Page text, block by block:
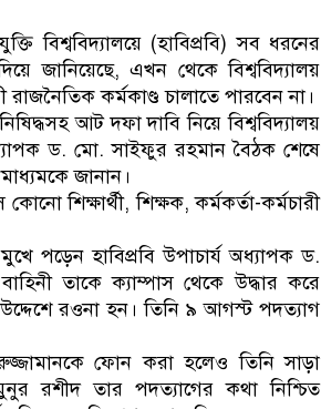
বিশ্ববিদ্যালয়ে (হাবিপ্রবি) সব ধরনের
জানিয়েছে, এখন থেকে বিশ্ববিদ্যালয়
রাজনৈতিক কর্মকাণ্ড চালাতে পারবেন না।
আট দফা দাবি নিয়ে বিশ্ববিদ্যালয়
ড. মো. সাইফুর রহমান বৈঠক শেষে
জানান।
শিক্ষার্থী, শিক্ষক, কর্মকর্তা-কর্মচারী
পড়েন হাবিপ্রবি উপাচার্য অধ্যাপক ড.
তাকে ক্যাম্পাস থেকে উদ্ধার করে
রওনা হন। তিনি ৯ আগস্ট পদত্যাগ
ফোন করা হলেও তিনি সাড়া
রশীদ তার পদত্যাগের কথা নিশ্চিত